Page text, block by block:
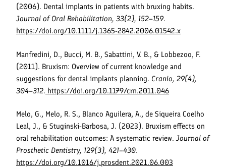
(2006). Dental implants in patients with bruxing habits.
Journal of Oral Rehabilitation, 33(2), 152–159.
https://doi.org/10.1111/j.1365-2842.2006.01542.x
Manfredini, D., Bucci, M. B., Sabattini, V. B., & Lobbezoo, F.
(2011). Bruxism: Overview of current knowledge and
suggestions for dental implants planning. Cranio, 29(4),
304–312. https://doi.org/10.1179/crn.2011.046
Melo, G., Melo, R. S., Blanco Aguilera, A., de Siqueira Coelho
Leal, J., & Stuginski-Barbosa, J. (2023). Bruxism effects on
oral rehabilitation outcomes: A systematic review. Journal of
Prosthetic Dentistry, 129(3), 421–430.
https://doi.org/10.1016/j.prosdent.2021.06.003